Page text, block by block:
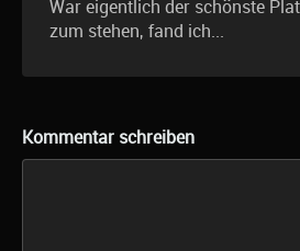
War eigentlich der schönste
zum stehen, fand ich...
Kommentar schreiben